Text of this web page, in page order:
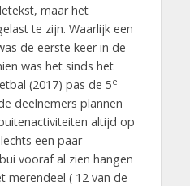
maar het
te zijn. Waarlijk een
de eerste keer in de
was het sinds het
(2017) pas de 5e
deelnemers plannen
altijd op
een paar
vooraf al zien hangen
merendeel ( 12 van de